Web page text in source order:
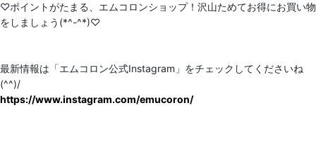
♡ポイントがたまる、エムコロンショップ！沢山ためてお得にお買い物
をしましょう(*^-^*)♡
最新情報は「エムコロン公式Instagram」をチェックしてくださいね
(^^)/
https://www.instagram.com/emucoron/